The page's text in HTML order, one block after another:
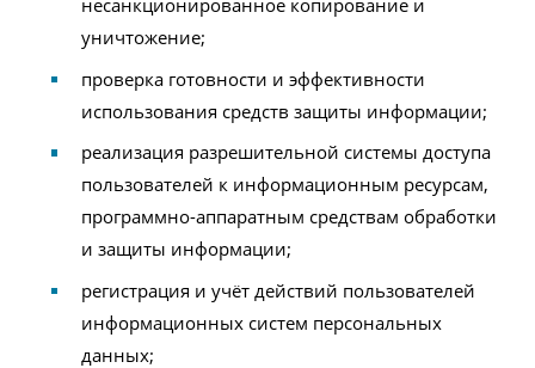
несанкционированное копирование и
уничтожение;
проверка готовности и эффективности
использования средств защиты информации;
реализация разрешительной системы доступа
пользователей к информационным ресурсам,
программно-аппаратным средствам обработки
и защиты информации;
регистрация и учёт действий пользователей
информационных систем персональных
данных;